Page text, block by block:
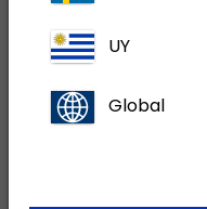
Cassie Jones
UY
Global